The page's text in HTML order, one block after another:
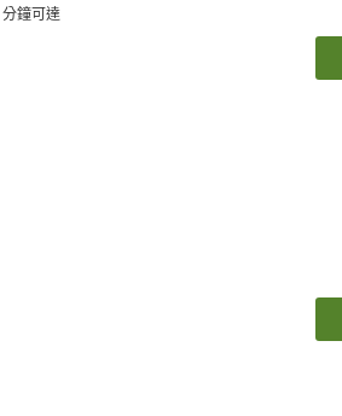
分鐘可達